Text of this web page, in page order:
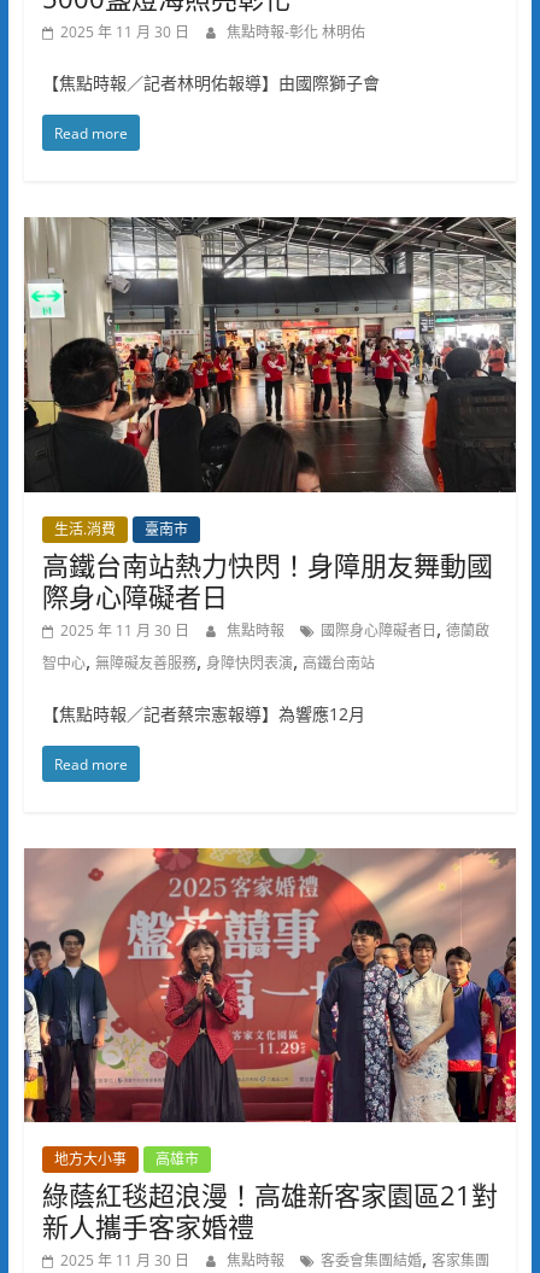
2025 年 11 月 30 日 焦點時報-彰化 林明佑
【焦點時報／記者林明佑報導】由國際獅子會
Read more
生活.消費 臺南市
高鐵台南站熱力快閃！身障朋友舞動國
際身心障礙者日
2025 年 11 月 30 日 焦點時報 國際身心障礙者日, 德蘭啟
智中心, 無障礙友善服務, 身障快閃表演, 高鐵台南站
【焦點時報／記者蔡宗憲報導】為響應12月
Read more
地方大小事 高雄市
綠蔭紅毯超浪漫！高雄新客家園區21對
新人攜手客家婚禮
2025 年 11 月 30 日 焦點時報 客委會集團結婚, 客家集團